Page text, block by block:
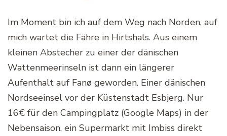
Im Moment bin ich auf dem Weg nach Norden, auf
mich wartet die Fähre in Hirtshals. Aus einem
kleinen Abstecher zu einer der dänischen
Wattenmeerinseln ist dann ein längerer
Aufenthalt auf Fanø geworden. Einer dänischen
Nordseeinsel vor der Küstenstadt Esbjerg. Nur
16€ für den Campingplatz (Google Maps) in der
Nebensaison, ein Supermarkt mit Imbiss direkt